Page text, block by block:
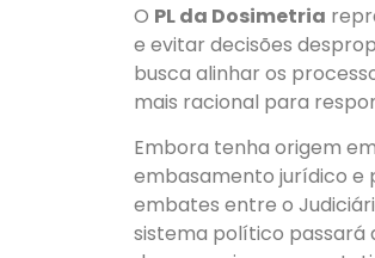
O PL da Dosimetria
e evitar decisões
busca alinhar os
mais racional para
Embora tenha origem
embasamento jurídico e
embates entre o
sistema político passará